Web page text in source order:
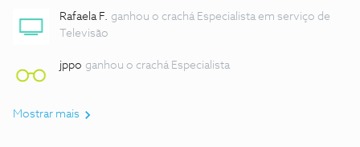
Rafaela F. ganhou o crachá Especialista em serviço de
Televisão
jppo ganhou o crachá Especialista
Mostrar mais